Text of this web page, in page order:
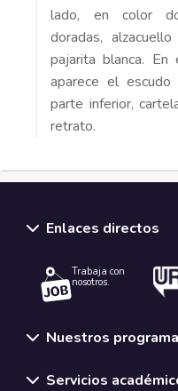
lado, en color
doradas,
pajarita blanca. En
aparece el
parte inferior,
retrato.
Enlaces directos
Trabaja con
nosotros.
Nuestros
Servicios